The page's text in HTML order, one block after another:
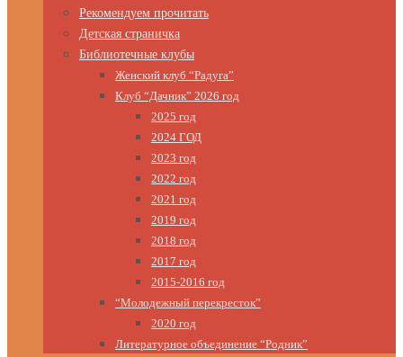
Рекомендуем прочитать
Детская страничка
Библиотечные клубы
Женский клуб “Радуга”
Клуб “Дачник” 2026 год
2025 год
2024 ГОД
2023 год
2022 год
2021 год
2019 год
2018 год
2017 год
2015-2016 год
“Молодежный перекресток”
2020 год
Литературное объединение “Родник”